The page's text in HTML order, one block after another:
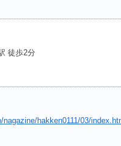
徒歩2分
hakken0111/03/